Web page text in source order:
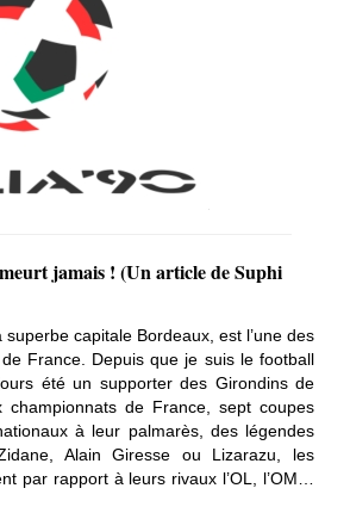
jamais ! (Un article de Suphi
superbe capitale Bordeaux, est l’une des
France. Depuis que je suis le football
été un supporter des Girondins de
championnats de France, sept coupes
à leur palmarès, des légendes
Alain Giresse ou Lizarazu, les
par rapport à leurs rivaux l’OL, l’OM…